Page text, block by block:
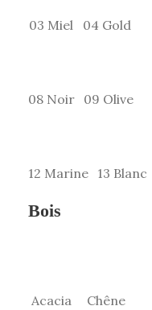
03 Miel 04 Gold
08 Noir 09 Olive
12 Marine 13 Blanc
Bois
Acacia Chêne